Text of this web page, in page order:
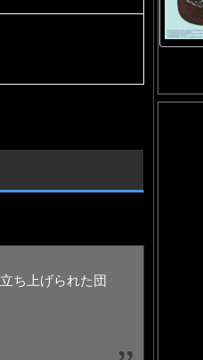
ち上げられた団